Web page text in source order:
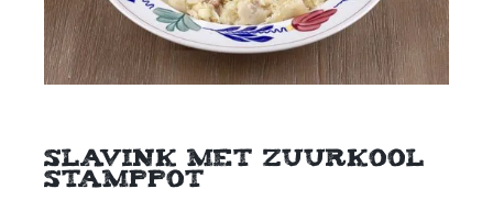
Slavink met zuurkool
stamppot